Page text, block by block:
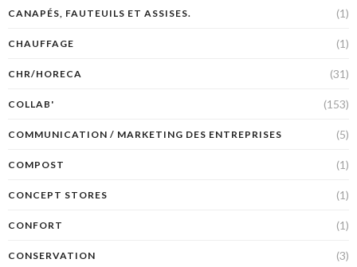
CANAPÉS, FAUTEUILS ET ASSISES. (1)
CHAUFFAGE (1)
CHR/HORECA (31)
COLLAB' (153)
COMMUNICATION / MARKETING DES ENTREPRISES (5)
COMPOST (1)
CONCEPT STORES (1)
CONFORT (1)
CONSERVATION (3)